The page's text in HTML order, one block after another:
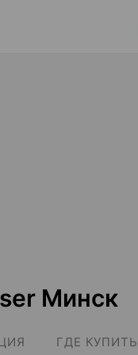
Минск
ГДЕ КУПИТЬ